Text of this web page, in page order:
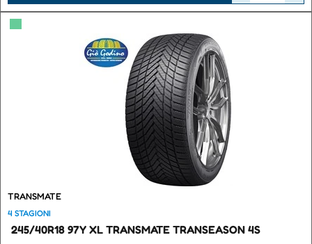
▀
TRANSMATE
4 STAGIONI
245/40R18 97Y XL TRANSMATE TRANSEASON 4S